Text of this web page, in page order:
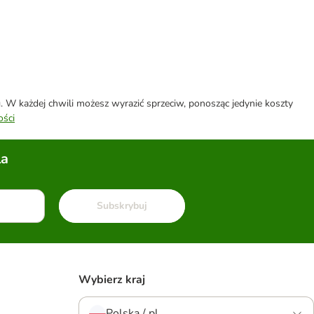
każdej chwili możesz wyrazić sprzeciw, ponosząc jedynie koszty
Subskrybuj
Wybierz kraj